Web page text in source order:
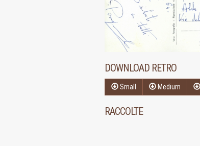
DOWNLOAD RETRO
Small Medium
RACCOLTE